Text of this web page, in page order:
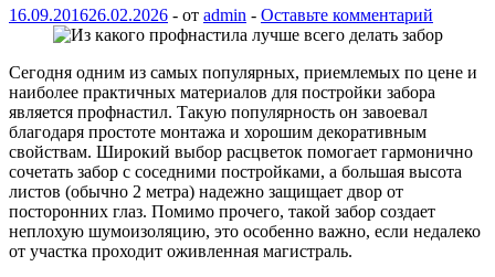
16.09.201626.02.2026 - от admin - Оставьте комментарий
Сегодня одним из самых популярных, приемлемых по цене и
наиболее практичных материалов для постройки забора
является профнастил. Такую популярность он завоевал
благодаря простоте монтажа и хорошим декоративным
свойствам. Широкий выбор расцветок помогает гармонично
сочетать забор с соседними постройками, а большая высота
листов (обычно 2 метра) надежно защищает двор от
посторонних глаз. Помимо прочего, такой забор создает
неплохую шумоизоляцию, это особенно важно, если недалеко
от участка проходит оживленная магистраль.